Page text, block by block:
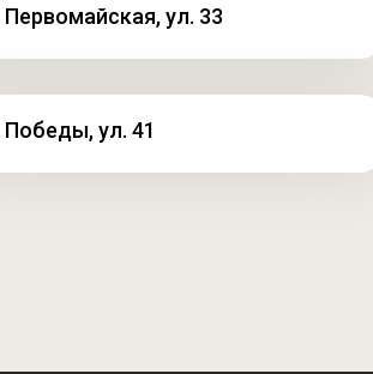
Первомайская, ул. 33
Победы, ул. 41